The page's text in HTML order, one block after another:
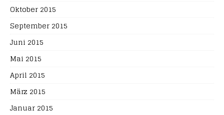
Oktober 2015
September 2015
Juni 2015
Mai 2015
April 2015
März 2015
Januar 2015